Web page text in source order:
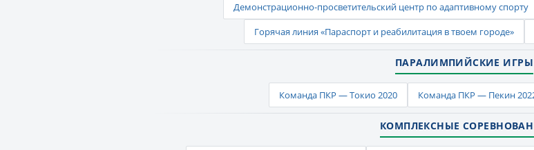
Демонстрационно-просветительский центр по адаптивному спорту
Горячая линия «Параспорт и реабилитация в твоем городе»
ПАРАЛИМПИЙСКИЕ ИГРЫ
Команда ПКР — Токио 2020 Команда ПКР — Пекин
КОМПЛЕКСНЫЕ